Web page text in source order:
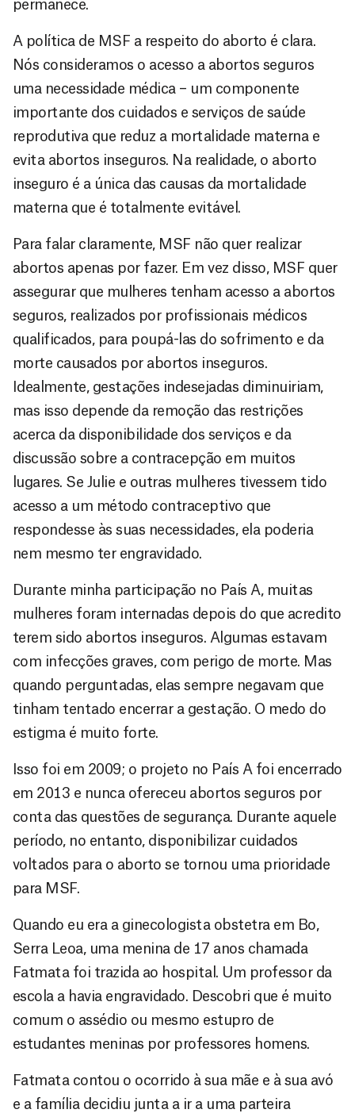
permanece.
A política de MSF a respeito do aborto é clara.
Nós consideramos o acesso a abortos seguros
uma necessidade médica – um componente
importante dos cuidados e serviços de saúde
reprodutiva que reduz a mortalidade materna e
evita abortos inseguros. Na realidade, o aborto
inseguro é a única das causas da mortalidade
materna que é totalmente evitável.
Para falar claramente, MSF não quer realizar
abortos apenas por fazer. Em vez disso, MSF quer
assegurar que mulheres tenham acesso a abortos
seguros, realizados por profissionais médicos
qualificados, para poupá-las do sofrimento e da
morte causados por abortos inseguros.
Idealmente, gestações indesejadas diminuiriam,
mas isso depende da remoção das restrições
acerca da disponibilidade dos serviços e da
discussão sobre a contracepção em muitos
lugares. Se Julie e outras mulheres tivessem tido
acesso a um método contraceptivo que
respondesse às suas necessidades, ela poderia
nem mesmo ter engravidado.
Durante minha participação no País A, muitas
mulheres foram internadas depois do que acredito
terem sido abortos inseguros. Algumas estavam
com infecções graves, com perigo de morte. Mas
quando perguntadas, elas sempre negavam que
tinham tentado encerrar a gestação. O medo do
estigma é muito forte.
Isso foi em 2009; o projeto no País A foi encerrado
em 2013 e nunca ofereceu abortos seguros por
conta das questões de segurança. Durante aquele
período, no entanto, disponibilizar cuidados
voltados para o aborto se tornou uma prioridade
para MSF.
Quando eu era a ginecologista obstetra em Bo,
Serra Leoa, uma menina de 17 anos chamada
Fatmata foi trazida ao hospital. Um professor da
escola a havia engravidado. Descobri que é muito
comum o assédio ou mesmo estupro de
estudantes meninas por professores homens.
Fatmata contou o ocorrido à sua mãe e à sua avó
e a família decidiu junta a ir a uma parteira